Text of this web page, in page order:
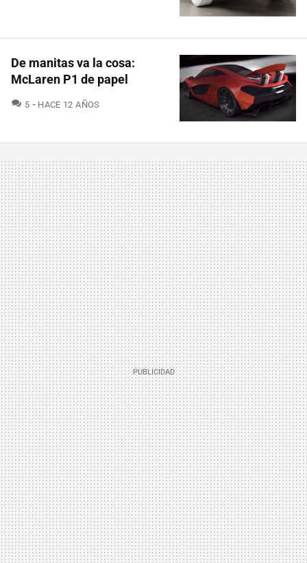
De manitas va la cosa:
McLaren P1 de papel
5 COMENTARIOS
HACE 12 AÑOS